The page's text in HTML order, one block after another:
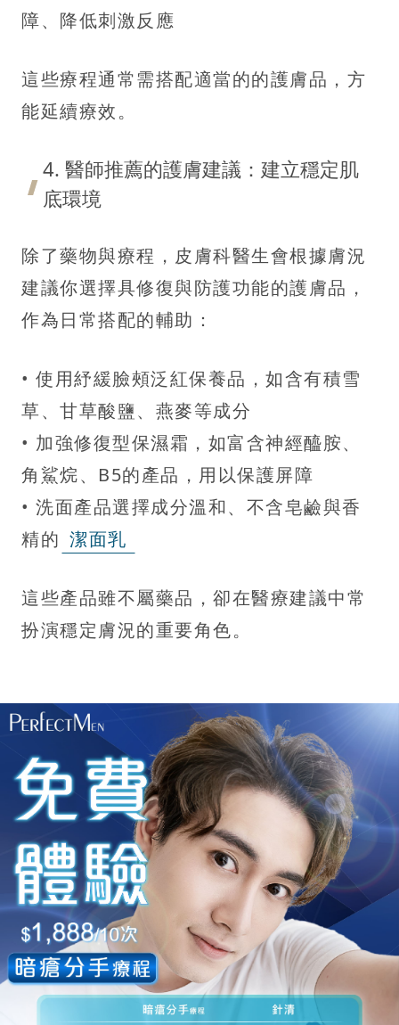
障、降低刺激反應
這些療程通常需搭配適當的的護膚品，方
能延續療效。
4. 醫師推薦的護膚建議：建立穩定肌
底環境
除了藥物與療程，皮膚科醫生會根據膚況
建議你選擇具修復與防護功能的護膚品，
作為日常搭配的輔助：
• 使用紓緩臉頰泛紅保養品，如含有積雪
草、甘草酸鹽、燕麥等成分
• 加強修復型保濕霜，如富含神經醯胺、
角鯊烷、B5的產品，用以保護屏障
• 洗面產品選擇成分溫和、不含皂鹼與香
精的 潔面乳
這些產品雖不屬藥品，卻在醫療建議中常
扮演穩定膚況的重要角色。